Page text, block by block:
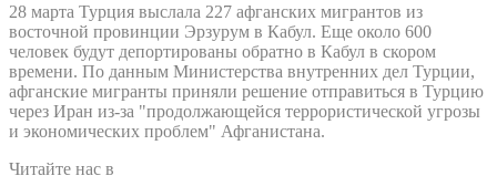
28 марта Турция выслала 227 афганских мигрантов из
восточной провинции Эрзурум в Кабул. Еще около 600
человек будут депортированы обратно в Кабул в скором
времени. По данным Министерства внутренних дел Турции,
афганские мигранты приняли решение отправиться в Турцию
через Иран из-за "продолжающейся террористической угрозы
и экономических проблем" Афганистана.
Читайте нас в